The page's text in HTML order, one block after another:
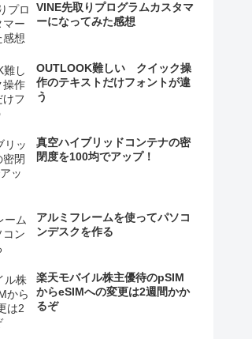
VINE先取りプログラムカスタマ
ーになってみた感想
OUTLOOK難しい クイック操
作のテキストだけフォントが違
う
真空ハイブリッドコンテナの密
閉度を100均でアップ！
アルミフレームを使ってパソコ
ンデスクを作る
楽天モバイル株主優待のpSIM
からeSIMへの変更は2週間かか
るぞ